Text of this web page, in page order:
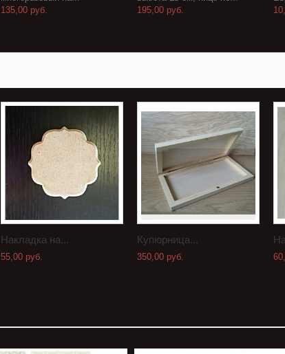
135,00 руб.
195,00 руб.
Накладка на...
55,00 руб.
Купюрница...
350,00 руб.